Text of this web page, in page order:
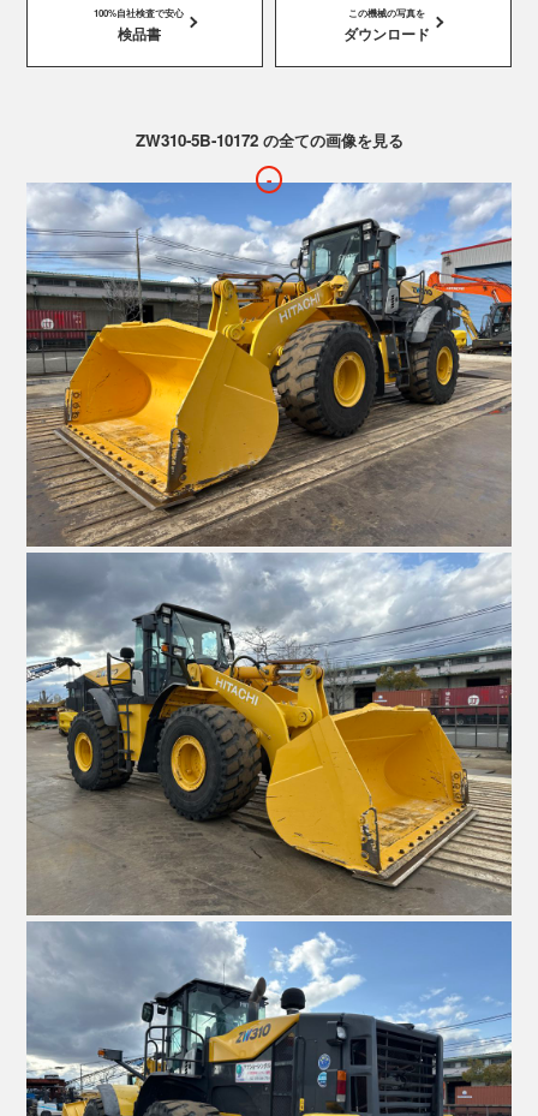
100%自社検査で安心
検品書
この機械の写真を
ダウンロード
ZW310-5B-10172 の全ての画像を見る